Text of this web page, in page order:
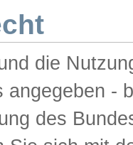
die
angegeben -
des